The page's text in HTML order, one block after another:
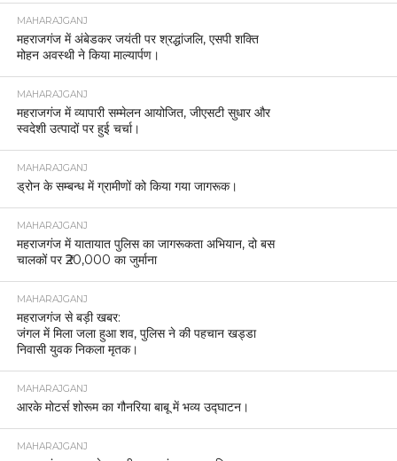
MAHARAJGANJ
महराजगंज में अंबेडकर जयंती पर श्रद्धांजलि, एसपी शक्ति
मोहन अवस्थी ने किया माल्यार्पण।
MAHARAJGANJ
महराजगंज में व्यापारी सम्मेलन आयोजित, जीएसटी सुधार और
स्वदेशी उत्पादों पर हुई चर्चा।
MAHARAJGANJ
ड्रोन के सम्बन्ध में ग्रामीणों को किया गया जागरूक।
MAHARAJGANJ
महराजगंज में यातायात पुलिस का जागरूकता अभियान, दो बस
चालकों पर ₹20,000 का जुर्माना
MAHARAJGANJ
महराजगंज से बड़ी खबर:
जंगल में मिला जला हुआ शव, पुलिस ने की पहचान खड्डा
निवासी युवक निकला मृतक।
MAHARAJGANJ
आरके मोटर्स शोरूम का गौनरिया बाबू में भव्य उद्घाटन।
MAHARAJGANJ